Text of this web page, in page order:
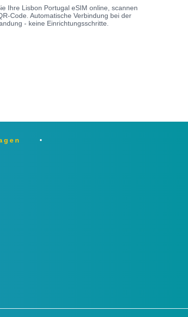
Ihre Lisbon Portugal eSIM online, scannen
Code. Automatische Verbindung bei der
- keine Einrichtungsschritte.